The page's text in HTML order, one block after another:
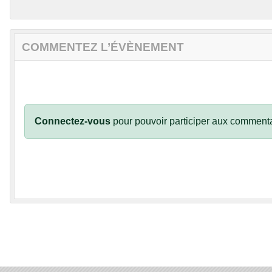
COMMENTEZ L’ÉVÈNEMENT
Connectez-vous pour pouvoir participer aux